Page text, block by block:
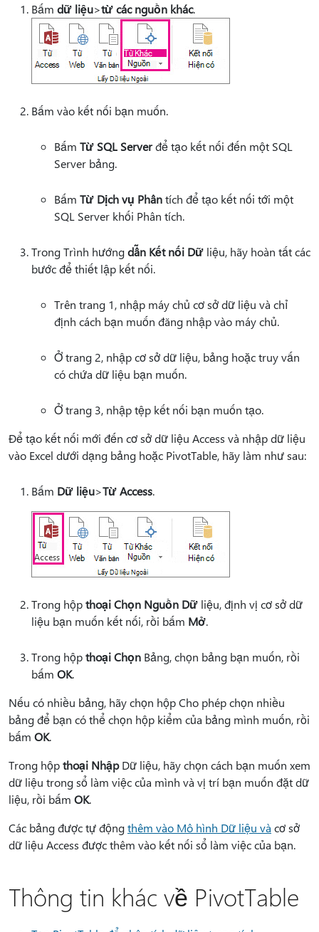
Bấm dữ liệu>từ các nguồn khác.
Bấm vào kết nối bạn muốn.
Bấm Từ SQL Serverđể tạo kết nối đến một SQL
Server bảng.
Bấm Từ Dịch vụ Phântích để tạo kết nối tới một
SQL Server khối Phân tích.
Trong Trình hướngdẫn Kết nối Dữ liệu, hãy hoàn tất các
bước để thiết lập kết nối.
Trên trang 1, nhập máy chủ cơ sở dữ liệu và chỉ
định cách bạn muốn đăng nhập vào máy chủ.
Ở trang 2, nhập cơ sở dữ liệu, bảng hoặc truy vấn
có chứa dữ liệu bạn muốn.
Ở trang 3, nhập tệp kết nối bạn muốn tạo.
Để tạo kết nối mới đến cơ sở dữ liệu Access và nhập dữ liệu
vào Excel dưới dạng bảng hoặc PivotTable, hãy làm như sau:
Bấm Dữ liệu>Từ Access.
Trong hộpthoại Chọn Nguồn Dữ liệu, định vị cơ sở dữ
liệu bạn muốn kết nối, rồi bấm Mở.
Trong hộpthoại Chọn Bảng, chọn bảng bạn muốn, rồi
bấm OK.
Nếu có nhiều bảng, hãy chọn hộpCho phép chọn nhiều
bảng để bạn có thể chọn hộp kiểm của bảng mình muốn, rồi
bấm OK.
Trong hộpthoại NhậpDữ liệu, hãy chọn cách bạn muốn xem
dữ liệu trong sổ làm việc của mình và vị trí bạn muốn đặt dữ
liệu, rồi bấm OK.
Các bảng được tự độngthêm vào Mô hình Dữ liệu và cơ sở
dữ liệu Access được thêm vào kết nối sổ làm việc của bạn.
Thông tin khác về PivotTable